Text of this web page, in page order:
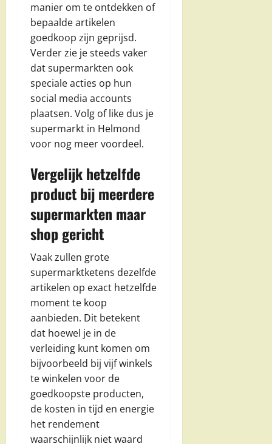
manier om te ontdekken of
bepaalde artikelen
goedkoop zijn geprijsd.
Verder zie je steeds vaker
dat supermarkten ook
speciale acties op hun
social media accounts
plaatsen. Volg of like dus je
supermarkt in Helmond
voor nog meer voordeel.
Vergelijk hetzelfde
product bij meerdere
supermarkten maar
shop gericht
Vaak zullen grote
supermarktketens dezelfde
artikelen op exact hetzelfde
moment te koop
aanbieden. Dit betekent
dat hoewel je in de
verleiding kunt komen om
bijvoorbeeld bij vijf winkels
te winkelen voor de
goedkoopste producten,
de kosten in tijd en energie
het rendement
waarschijnlijk niet waard